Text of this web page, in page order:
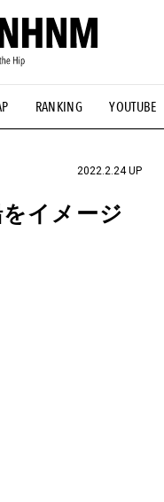
RANKING YOUTUBE
#マイナーグッド図鑑
#FASHION #MUSIC
2022.2.24 UP
イメージ